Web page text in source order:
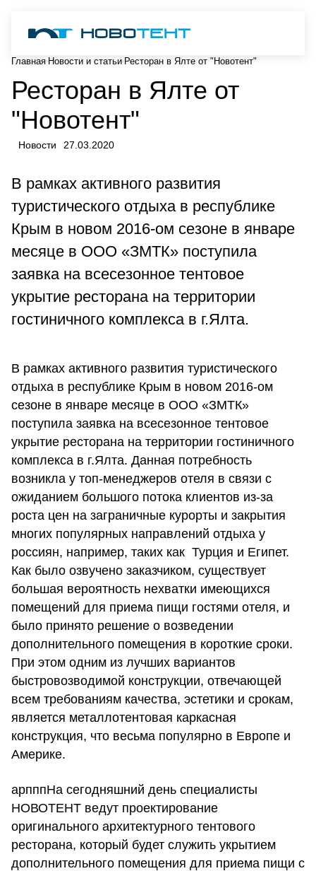
Главная Новости и статьи Ресторан в Ялте от "Новотент"
Ресторан в Ялте от
"Новотент"
Новости 27.03.2020
В рамках активного развития
туристического отдыха в республике
Крым в новом 2016-ом сезоне в январе
месяце в ООО «ЗМТК» поступила
заявка на всесезонное тентовое
укрытие ресторана на территории
гостиничного комплекса в г.Ялта.
В рамках активного развития туристического
отдыха в республике Крым в новом 2016-ом
сезоне в январе месяце в ООО «ЗМТК»
поступила заявка на всесезонное тентовое
укрытие ресторана на территории гостиничного
комплекса в г.Ялта. Данная потребность
возникла у топ-менеджеров отеля в связи с
ожиданием большого потока клиентов из-за
роста цен на заграничные курорты и закрытия
многих популярных направлений отдыха у
россиян, например, таких как Турция и Египет.
Как было озвучено заказчиком, существует
большая вероятность нехватки имеющихся
помещений для приема пищи гостями отеля, и
было принято решение о возведении
дополнительного помещения в короткие сроки.
При этом одним из лучших вариантов
быстровозводимой конструкции, отвечающей
всем требованиям качества, эстетики и срокам,
является металлотентовая каркасная
конструкция, что весьма популярно в Европе и
Америке.
арпппНа сегодняшний день специалисты
НОВОТЕНТ ведут проектирование
оригинального архитектурного тентового
ресторана, который будет служить укрытием
дополнительного помещения для приема пищи с